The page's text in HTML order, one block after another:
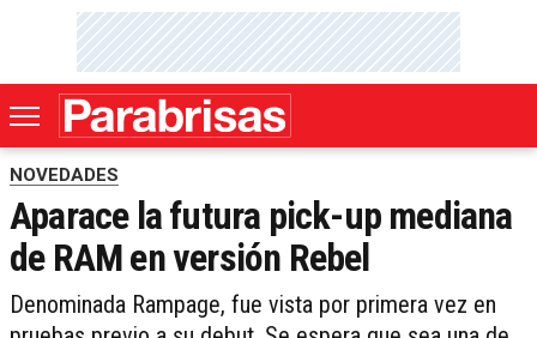
NOVEDADES
Aparace la futura pick-up mediana
de RAM en versión Rebel
Denominada Rampage, fue vista por primera vez en